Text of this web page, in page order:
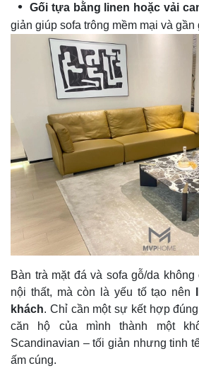
Gối tựa bằng linen hoặc vải
giản giúp sofa trông mềm mại và gần
Bàn trà mặt đá và sofa gỗ/da
nội thất, mà còn là yếu tố tạo nên
khách. Chỉ cần một sự kết hợp
căn hộ của mình thành một
Scandinavian – tối giản nhưng tinh
ấm cúng.